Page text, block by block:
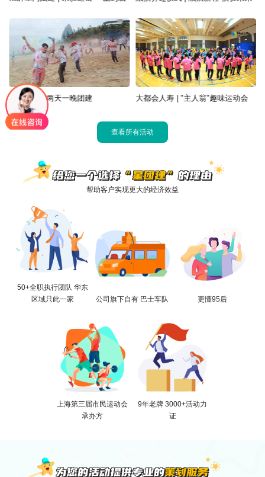
罗氏 | 三亚两天一晚团建 大都会人寿 | "主人翁"趣味运动会
查看所有活动
帮助客户实现更大的经济效益
50+全职执行团队 华东
区域只此一家
公司旗下自有 巴士车队 更懂95后
上海第三届市民运动会
承办方
9年老牌 3000+活动力
证